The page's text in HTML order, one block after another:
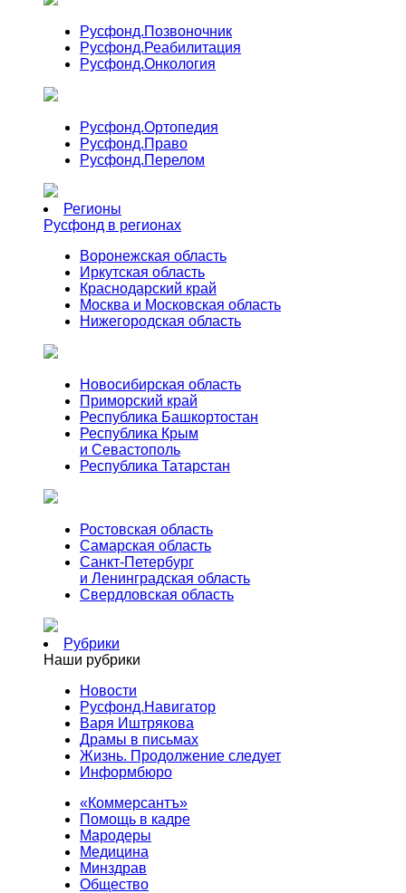
Русфонд.Позвоночник
Русфонд.Реабилитация
Русфонд.Онкология
Русфонд.Ортопедия
Русфонд.Право
Русфонд.Перелом
Регионы
Русфонд в регионах
Воронежская область
Иркутская область
Краснодарский край
Москва и Московская область
Нижегородская область
Новосибирская область
Приморский край
Республика Башкортостан
Республика Крым
и Севастополь
Республика Татарстан
Ростовская область
Самарская область
Санкт-Петербург
и Ленинградская область
Свердловская область
Рубрики
Наши рубрики
Новости
Русфонд.Навигатор
Варя Иштрякова
Драмы в письмах
Жизнь. Продолжение следует
Информбюро
«Коммерсантъ»
Помощь в кадре
Мародеры
Медицина
Минздрав
Общество